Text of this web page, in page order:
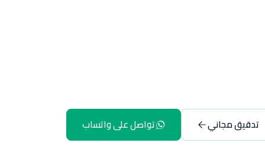
تواصل على واتساب تدقيق مجاني